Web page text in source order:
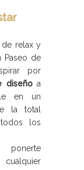
de relax y
Paseo de
por
diseñoa
en un
la total
los
cualquier